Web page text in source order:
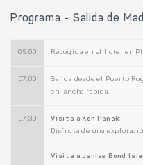
Programa - Salida de
05:00 Recogida en el hotel en
07:00
Salida desde el Puerto
en lancha rápida.
07:30 Visita a Koh Panak.
Disfruta de una
Visita a James Bond